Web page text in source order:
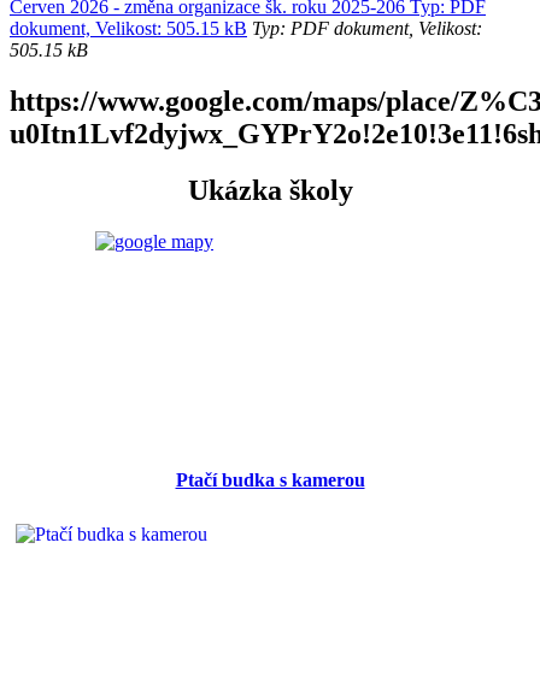
Červen 2026 - změna organizace šk. roku 2025-206 Typ: PDF
dokument, Velikost: 505.15 kB Typ: PDF dokument, Velikost:
505.15 kB
https://www.google.com/maps/place/
Ukázka školy
Ptačí budka s kamerou